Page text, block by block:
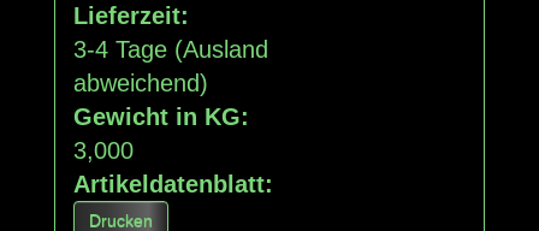
Lieferzeit:
3-4 Tage (Ausland
abweichend)
Gewicht in KG:
3,000
Artikeldatenblatt:
Drucken